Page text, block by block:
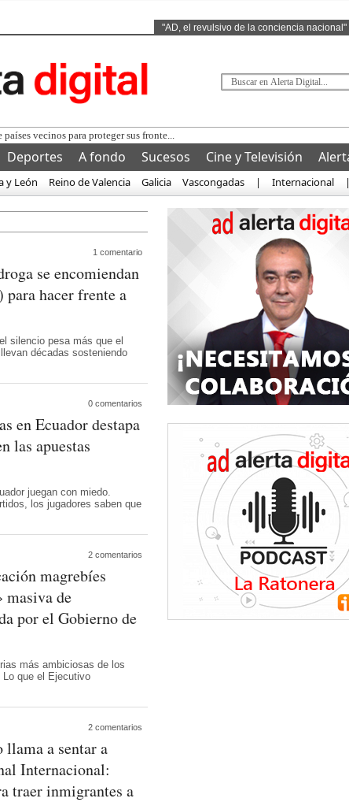
"AD, el revulsivo de la conciencia nacional"
Deportes A fondo Sucesos Cine y Televisión
y León Reino de Valencia Galicia Vascongadas | Internacional |
1 comentario
se encomiendan
para hacer frente a
silencio pesa más que el
décadas sosteniendo
0 comentarios
en Ecuador destapa
las apuestas
juegan con miedo.
los jugadores saben que
2 comentarios
magrebíes
masiva de
por el Gobierno de
más ambiciosas de los
que el Ejecutivo
2 comentarios
a sentar a
Internacional:
traer inmigrantes a